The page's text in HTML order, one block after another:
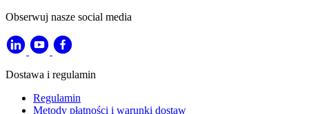
Obserwuj nasze social media
Dostawa i regulamin
Regulamin
Metody płatności i warunki dostaw